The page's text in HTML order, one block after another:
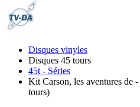
Disques vinyles
Disques 45 tours
45t - Séries
Kit Carson, les aventures de
tours)